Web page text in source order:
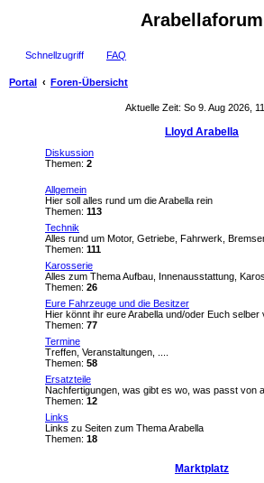
Arabellaforum
Schnellzugriff FAQ
Portal
Foren-Übersicht
Aktuelle Zeit: So 9. Aug 2026,
Lloyd Arabella
Diskussion
Themen: 2
Allgemein
Hier soll alles rund um die Arabella rein
Themen: 113
Technik
Alles rund um Motor, Getriebe, Fahrwerk,
Themen: 111
Karosserie
Alles zum Thema Aufbau, Innenausstattung,
Themen: 26
Eure Fahrzeuge und die Besitzer
Hier könnt ihr eure Arabella und/oder Euch selber
Themen: 77
Termine
Treffen, Veranstaltungen, ....
Themen: 58
Ersatzteile
Nachfertigungen, was gibt es wo, was passt von
Themen: 12
Links
Links zu Seiten zum Thema Arabella
Themen: 18
Marktplatz